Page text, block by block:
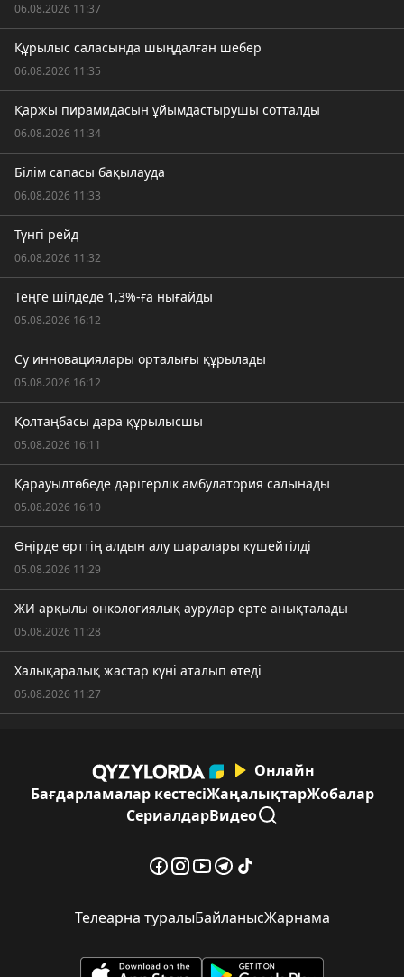
06.08.2026 11:37
Құрылыс саласында шыңдалған шебер
06.08.2026 11:35
Қаржы пирамидасын ұйымдастырушы сотталды
06.08.2026 11:34
Білім сапасы бақылауда
06.08.2026 11:33
Түнгі рейд
06.08.2026 11:32
Теңге шілдеде 1,3%-ға нығайды
05.08.2026 16:12
Су инновациялары орталығы құрылады
05.08.2026 16:12
Қолтаңбасы дара құрылысшы
05.08.2026 16:11
Қарауылтөбеде дәрігерлік амбулатория салынады
05.08.2026 16:10
Өңірде өрттің алдын алу шаралары күшейтілді
05.08.2026 11:29
ЖИ арқылы онкологиялық аурулар ерте анықталады
05.08.2026 11:28
Халықаралық жастар күні аталып өтеді
05.08.2026 11:27
Онлайн
Бағдарламалар кестесіЖаңалықтарЖобалар
СериалдарВидео
Телеарна туралыБайланысЖарнама